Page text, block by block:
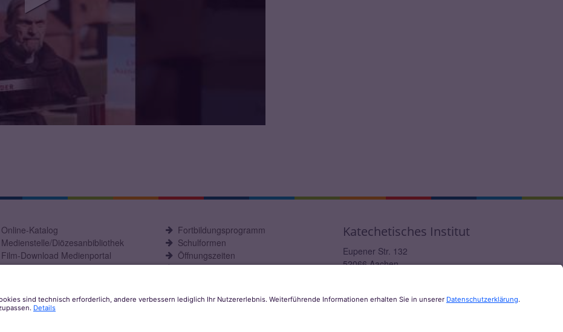
Online-Katalog
Medienstelle/Diözesanbibliothek
Film-Download Medienportal
eOPAC Fachstelle
Fortbildungsprogramm
Schulformen
Öffnungszeiten
Aktuelles
Katechetisches Institut
Eupener Str. 132
52066Aachen